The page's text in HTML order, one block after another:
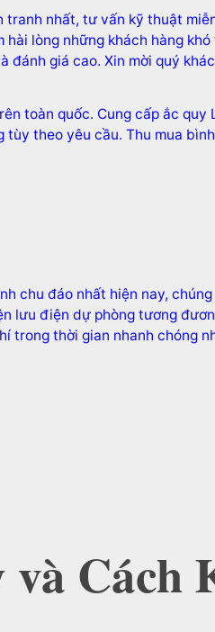
nhất, tư vấn kỹ thuật
lòng những khách hàng
giá cao. Xin mời quý
toàn quốc. Cung cấp ắc
theo yêu cầu. Thu mua
chu đáo nhất hiện nay,
điện dự phòng tương
trong thời gian nhanh chóng
Cách